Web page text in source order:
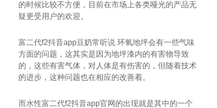
的时候比较不方便，目前在市场上各类哑光的产品无
疑更受用户的欢迎。
富二代f2抖音app豆奶常听说 环氧地坪会有一些气味
方面的问题，这其实是因为地坪漆内的有害物导致
的，这些有害气体，对人体是有伤害的，但随着技术
的进步，这种问题也在相应的改善着。
而水性富二代f2抖音app官网的出现就是其中的一个